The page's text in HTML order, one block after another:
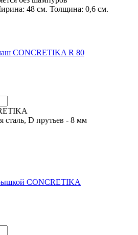
48 см. Толщина: 0,6 см.
CONCRETIKA R 80
D прутьев - 8 мм
CONCRETIKA